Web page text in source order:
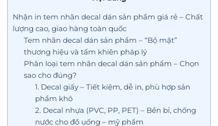
Nhận in tem nhãn decal dán sản phẩm giá rẻ – Chất
lượng cao, giao hàng toàn quốc
Tem nhãn decal dán sản phẩm – “Bộ mặt”
thương hiệu và tấm khiên pháp lý
Phân loại tem nhãn decal dán sản phẩm – Chọn
sao cho đúng?
1. Decal giấy – Tiết kiệm, dễ in, phù hợp sản
phẩm khô
2. Decal nhựa (PVC, PP, PET) – Bền bỉ, chống
nước cho đồ uống – mỹ phẩm